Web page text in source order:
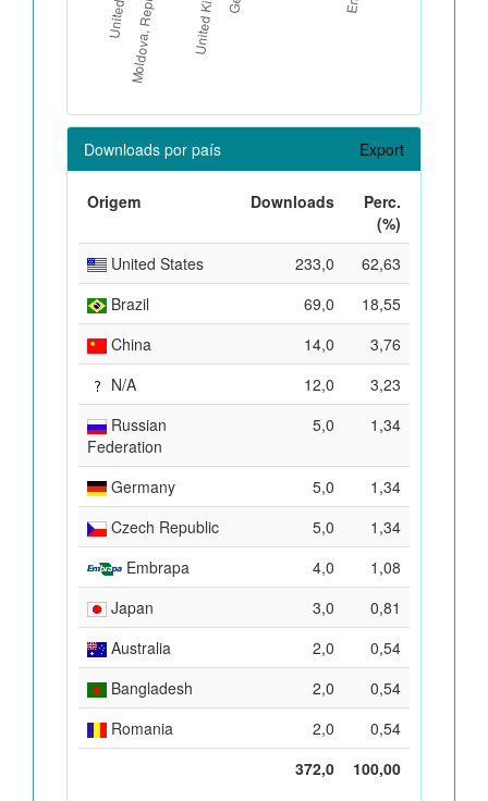
Downloads por país Export
Origem Downloads
Perc.
(%)
United States
233,0
62,63
Brazil
69,0
18,55
China
14,0
3,76
N/A
12,0
3,23
Russian
Federation
5,0 1,34
Germany 5,0
1,34
Czech Republic
5,0
1,34
Embrapa
4,0
1,08
Japan
3,0
0,81
Australia
2,0
0,54
Bangladesh
2,0
0,54
Romania
2,0
0,54
372,0
100,00